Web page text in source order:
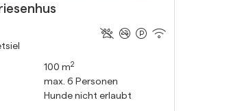
100 m2
max. 6 Personen
Hunde nicht erlaubt